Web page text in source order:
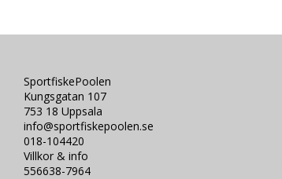
SportfiskePoolen
Kungsgatan 107
753 18 Uppsala
info@sportfiskepoolen.se
018-104420
Villkor & info
556638-7964